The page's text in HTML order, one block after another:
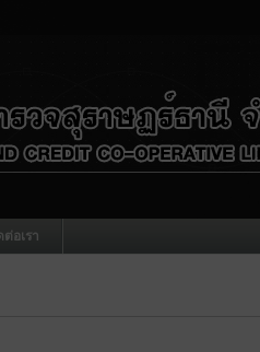
ต่อเรา